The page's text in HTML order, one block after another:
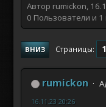
Автор rumickon,
0 Пользователи и
ВНИЗ Страницы 1
rumickon
16.11.23 20:26